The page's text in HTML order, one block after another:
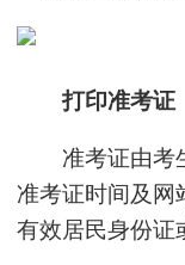
打印准考证
准考证由考
准考证时间及网
有效居民身份证